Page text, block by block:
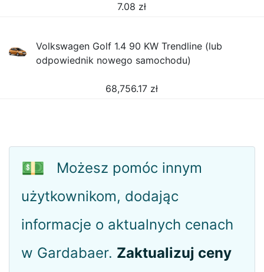
7.08 zł
Volkswagen Golf 1.4 90 KW Trendline (lub
odpowiednik nowego samochodu)
68,756.17 zł
💵
Możesz pomóc innym
użytkownikom, dodając
informacje o aktualnych cenach
w Gardabaer. Zaktualizuj ceny